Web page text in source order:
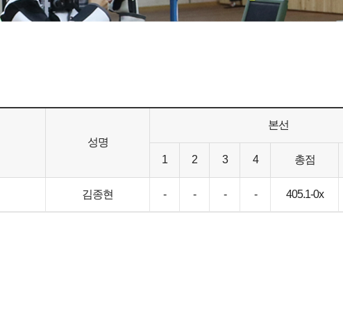
성명
본선
1 2 3 4 총점
김종현 - - - - 405.1-0x